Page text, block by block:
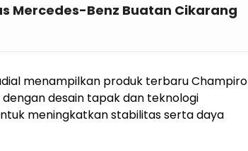
Mercedes-Benz Buatan Cikarang
menampilkan produk terbaru Champiro
dengan desain tapak dan teknologi
meningkatkan stabilitas serta daya